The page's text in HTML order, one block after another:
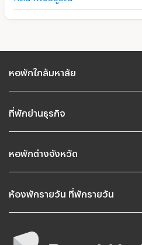
หอพักใกล้มหาลัย
ที่พักย่านธุรกิจ
หอพักต่างจังหวัด
ห้องพักรายวัน ที่พักรายวัน